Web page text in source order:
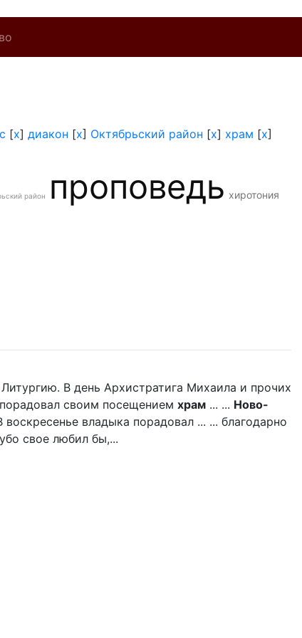
[x] диакон [x] Октябрьский район [x] храм [x]
район проповедь хиротония
В день Архистратига Михаила и прочих
своим посещением храм ... ... Ново-
владыка порадовал ... ... благодарно
свое любил бы,...